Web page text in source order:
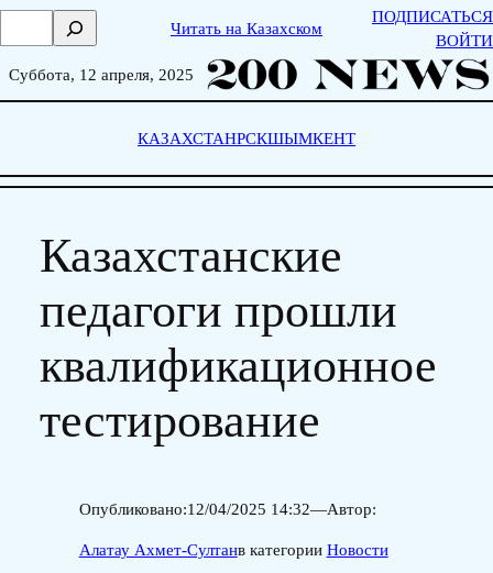
Skip
о
Читать на Казахском
ПОДПИСАТЬСЯ
ВОЙТИ
Суббота, 12 апреля, 2025
КАЗАХСТАНРСКШЫМКЕНТ
Казахстанские
педагоги прошли
квалификационное
тестирование
Опубликовано:12/04/2025 14:32—Автор:
Алатау Ахмет-Султанв категории Новости